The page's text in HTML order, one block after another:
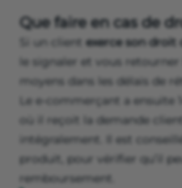
Que faire en cas de
Si un client exerce son droit
le signaler et vous
moyens dans les délais de
Le e-commerçant a
où il reçoit la demande
intégralement. Il est
produit, pour vérifier qu’il
remboursement.